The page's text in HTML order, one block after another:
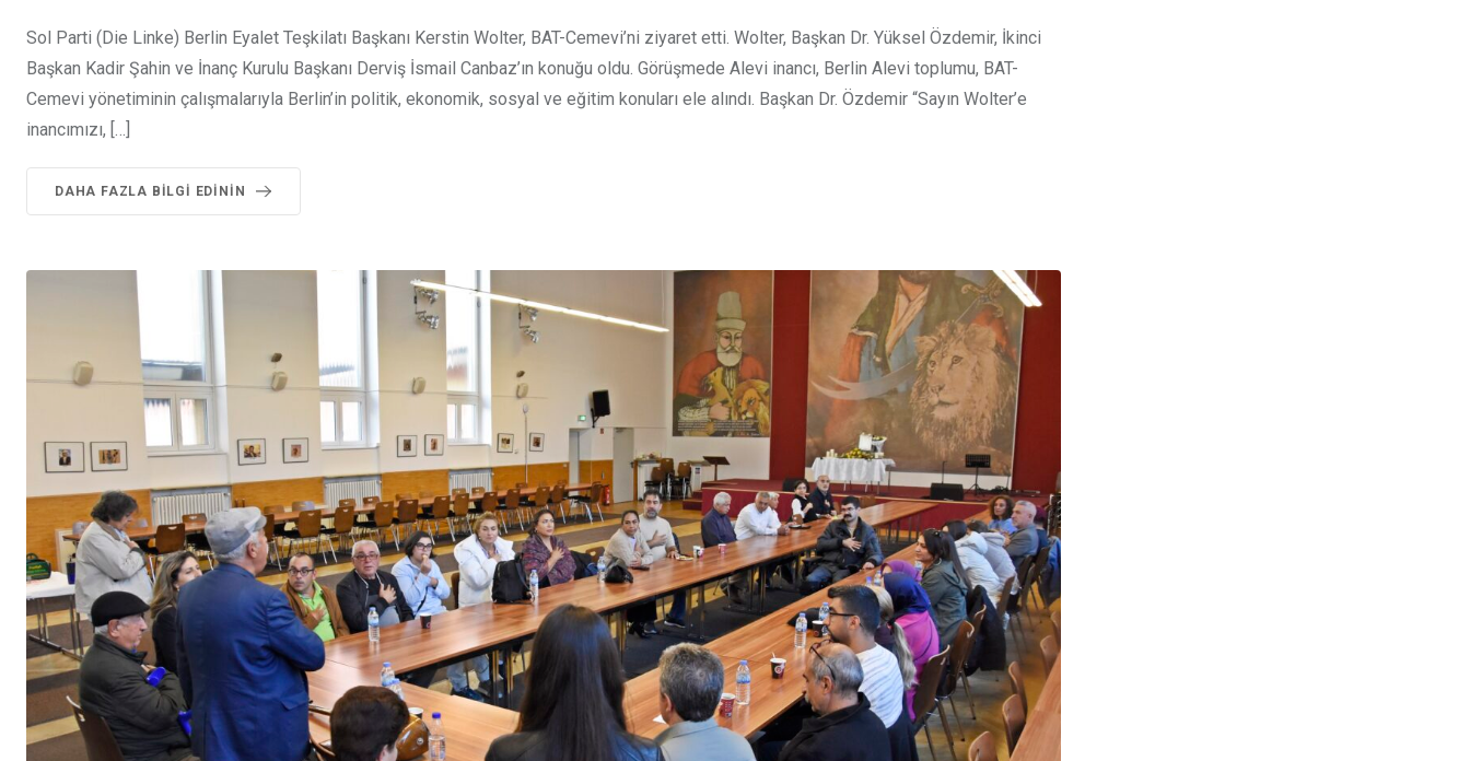
Sol Parti (Die Linke) Berlin Eyalet Teşkilatı Başkanı Kerstin Wolter, BAT-Cemevi’ni ziyaret etti. Wolter, Başkan Dr. Yüksel Özdemir, İkinci
Başkan Kadir Şahin ve İnanç Kurulu Başkanı Derviş İsmail Canbaz’ın konuğu oldu. Görüşmede Alevi inancı, Berlin Alevi toplumu, BAT-
Cemevi yönetiminin çalışmalarıyla Berlin’in politik, ekonomik, sosyal ve eğitim konuları ele alındı. Başkan Dr. Özdemir “Sayın Wolter’e
inancımızı, […]
DAHA FAZLA BILGI EDININ